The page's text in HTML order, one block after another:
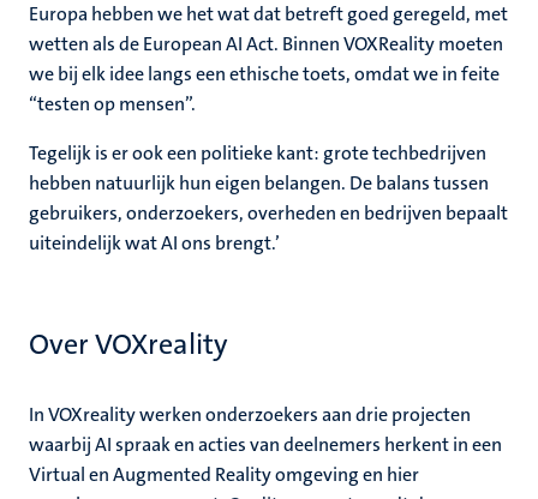
Europa hebben we het wat dat betreft goed geregeld, met
wetten als de European AI Act. Binnen VOXReality moeten
we bij elk idee langs een ethische toets, omdat we in feite
“testen op mensen”.
Tegelijk is er ook een politieke kant: grote techbedrijven
hebben natuurlijk hun eigen belangen. De balans tussen
gebruikers, onderzoekers, overheden en bedrijven bepaalt
uiteindelijk wat AI ons brengt.’
Over VOXreality
In VOXreality werken onderzoekers aan drie projecten
waarbij AI spraak en acties van deelnemers herkent in een
Virtual en Augmented Reality omgeving en hier